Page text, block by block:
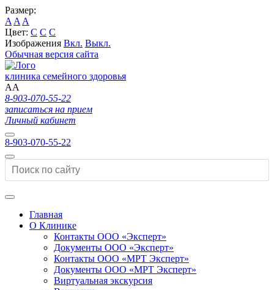
Размер:
A A A
Цвет: C C C
Изображения Вкл. Выкл.
Обычная версия сайта
клиника семейного здоровья
AA
8-903-070-55-22
записаться на прием
Личный кабинет
8-903-070-55-22
Главная
О Клинике
Контакты ООО «Эксперт»
Документы ООО «Эксперт»
Контакты ООО «МРТ Эксперт»
Документы ООО «МРТ Эксперт»
Виртуальная экскурсия